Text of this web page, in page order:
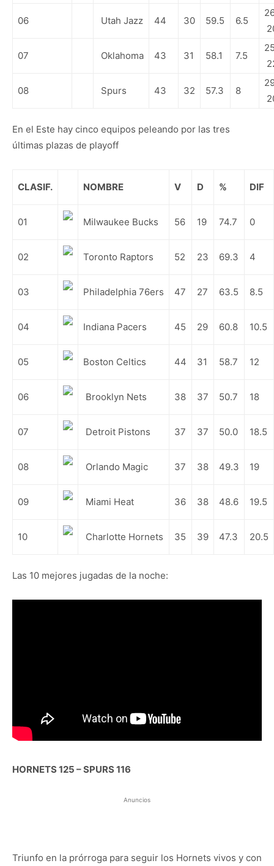
06 Utah Jazz 44 30 59.5 6.5
07 Oklahoma 43 31 58.1 7.5
08 Spurs 43 32 57.3 8
En el Este hay cinco equipos peleando por las tres
últimas plazas de playoff
CLASIF. NOMBRE V D % DIF
01 Milwaukee Bucks 56 19 74.7 0
02 Toronto Raptors 52 23 69.3 4
03 Philadelphia 76ers 47 27 63.5 8.5
04 Indiana Pacers 45 29 60.8 10.5
05 Boston Celtics 44 31 58.7 12
06 Brooklyn Nets 38 37 50.7 18
07 Detroit Pistons 37 37 50.0 18.5
08 Orlando Magic 37 38 49.3 19
09 Miami Heat 36 38 48.6 19.5
10 Charlotte Hornets 35 39 47.3 20.5
Las 10 mejores jugadas de la noche:
HORNETS 125 – SPURS 116
Anuncios
Triunfo en la prórroga para seguir los Hornets vivos y con